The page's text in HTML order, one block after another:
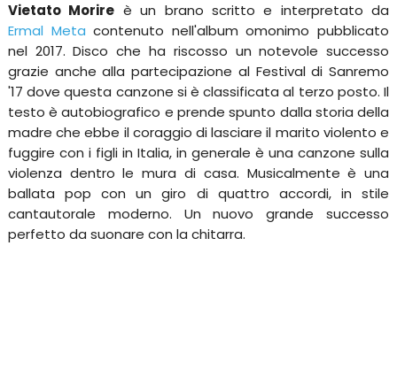
Vietato Morire è un brano scritto e interpretato da
Ermal Meta contenuto nell'album omonimo pubblicato
nel 2017. Disco che ha riscosso un notevole successo
grazie anche alla partecipazione al Festival di Sanremo
'17 dove questa canzone si è classificata al terzo posto. Il
testo è autobiografico e prende spunto dalla storia della
madre che ebbe il coraggio di lasciare il marito violento e
fuggire con i figli in Italia, in generale è una canzone sulla
violenza dentro le mura di casa. Musicalmente è una
ballata pop con un giro di quattro accordi, in stile
cantautorale moderno. Un nuovo grande successo
perfetto da suonare con la chitarra.